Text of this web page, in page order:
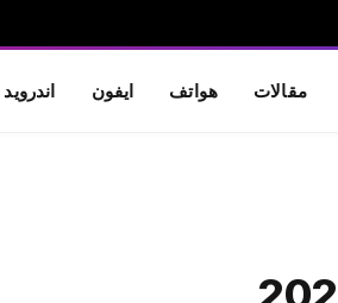
مقالات هواتف ايفون اندرويد